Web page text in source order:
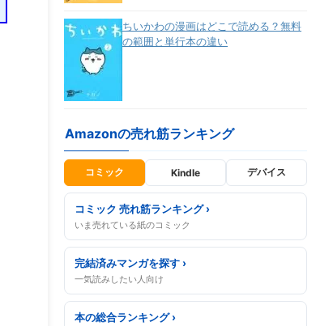
ちいかわの漫画はどこで読める？無料
の範囲と単行本の違い
Amazonの売れ筋ランキング
コミック Kindle デバイス
コミック 売れ筋ランキング ›
いま売れている紙のコミック
完結済みマンガを探す ›
一気読みしたい人向け
本の総合ランキング ›